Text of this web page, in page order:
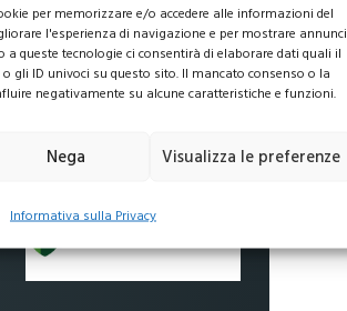
per memorizzare e/o accedere alle informazioni del
l'esperienza di navigazione e per mostrare annunci
a queste tecnologie ci consentirà di elaborare dati quali il
gli ID univoci su questo sito. Il mancato consenso o la
negativamente su alcune caratteristiche e funzioni.
Nega Visualizza le preferenze
Informativa sulla Privacy